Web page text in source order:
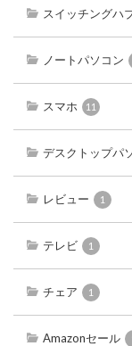
スイッチングハ
ノートパソコン
スマホ 11
デスクトップパ
レビュー 1
テレビ 1
チェア 1
Amazonセール